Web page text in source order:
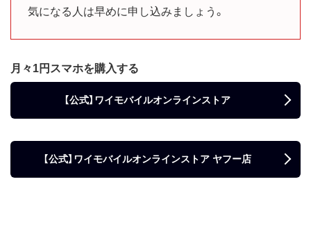
気になる人は早めに申し込みましょう。
月々1円スマホを購入する
【公式】ワイモバイルオンラインストア
【公式】ワイモバイルオンラインストア ヤフー店